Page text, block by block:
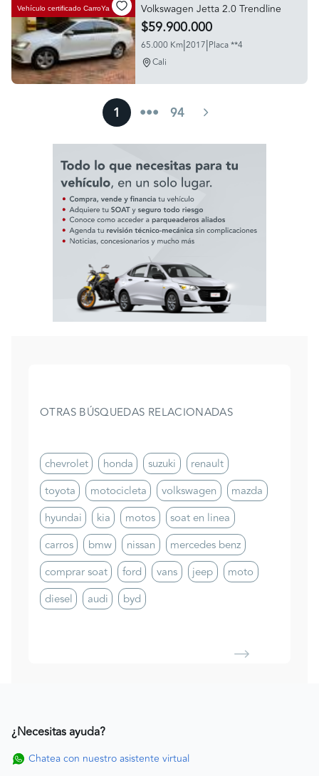
Vehículo certificado CarroYa Volkswagen Jetta 2.0 Trendline
$59.900.000
65.000 Km|2017|Placa **4
Cali
1 ••• 94
OTRAS BÚSQUEDAS RELACIONADAS
chevrolet honda suzuki
renault
toyota
motocicleta volkswagen
mazda
hyundai
kia motos
soat en linea
carros
bmw nissan
mercedes benz
comprar soat
ford vans jeep
moto
diesel
audi byd
¿Necesitas ayuda?
Chatea con nuestro asistente virtual